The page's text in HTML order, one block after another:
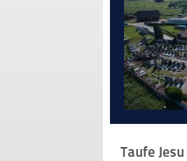
Taufe